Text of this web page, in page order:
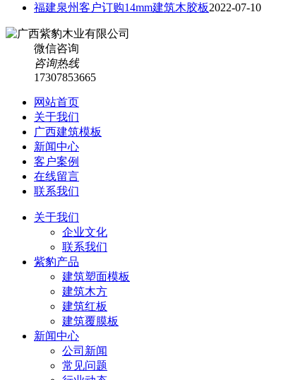
福建泉州客户订购14mm建筑木胶板2022-07-10
微信咨询
咨询热线
17307853665
网站首页
关于我们
广西建筑模板
新闻中心
客户案例
在线留言
联系我们
关于我们
企业文化
联系我们
紫豹产品
建筑塑面模板
建筑木方
建筑红板
建筑覆膜板
新闻中心
公司新闻
常见问题